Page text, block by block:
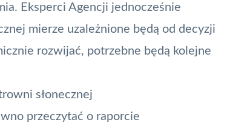
Eksperci Agencji jednocześnie
mierze uzależnione będą od decyzji
rozwijać, potrzebne będą kolejne
słonecznej
przeczytać o raporcie